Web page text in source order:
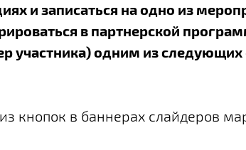
и записаться на одно из
в партнерской
участника) одним из следующих
кнопок в баннерах слайдеров